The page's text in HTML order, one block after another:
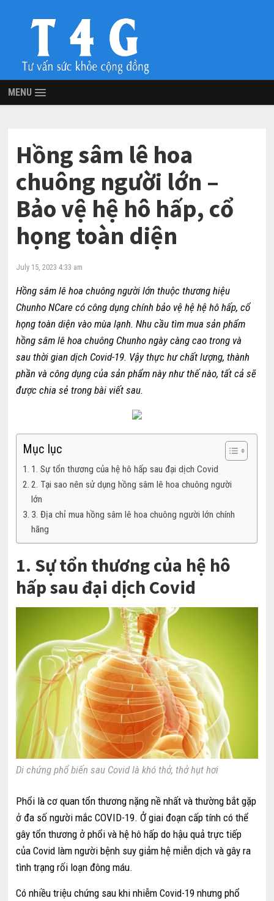
MENU
Hồng sâm lê hoa
chuông người lớn –
Bảo vệ hệ hô hấp, cổ
họng toàn diện
July 15, 2023 4:33 am
Hồng sâm lê hoa chuông người lớn thuộc thương hiệu
Chunho NCare có công dụng chính bảo vệ hệ hệ hô hấp, cổ
họng toàn diện vào mùa lạnh. Nhu cầu tìm mua sản phẩm
hồng sâm lê hoa chuông Chunho ngày càng cao trong và
sau thời gian dịch Covid-19. Vậy thực hư chất lượng, thành
phần và công dụng của sản phẩm này như thế nào, tất cả sẽ
được chia sẻ trong bài viết sau.
Mục lục
1. Sự tổn thương của hệ hô hấp sau đại dịch Covid
2. Tại sao nên sử dụng hồng sâm lê hoa chuông người
lớn
3. Địa chỉ mua hồng sâm lê hoa chuông người lớn chính
hãng
1. Sự tổn thương của hệ hô
hấp sau đại dịch Covid
Di chứng phổ biến sau Covid là khó thở, thở hụt hơi
Phổi là cơ quan tổn thương nặng nề nhất và thường bắt gặp
ở đa số người mắc COVID-19. Ở giai đoạn cấp tính có thể
gây tổn thương ở phổi và hệ hô hấp do hậu quả trực tiếp
của Covid làm người bệnh suy giảm hệ miễn dịch và gây ra
tình trạng rối loạn đông máu.
Có nhiều triệu chứng sau khi nhiễm Covid-19 nhưng phổ